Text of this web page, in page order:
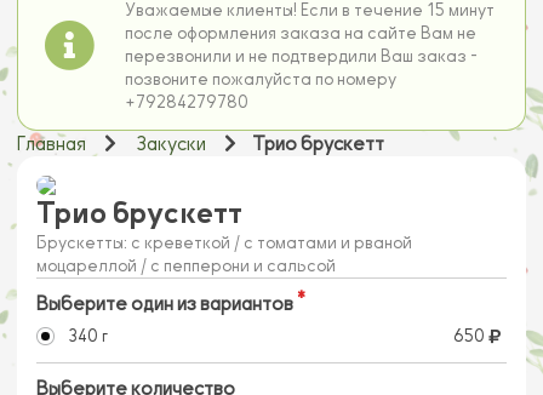
Уважаемые клиенты! Если в течение 15 минут
после оформления заказа на сайте Вам не
перезвонили и не подтвердили Ваш заказ -
позвоните пожалуйста по номеру
+79284279780
Главная Закуски Трио брускетт
Трио брускетт
Брускетты: с креветкой / с томатами и рваной
моцареллой / с пепперони и сальсой
Выберите один из вариантов
340 г 650
Выберите количество